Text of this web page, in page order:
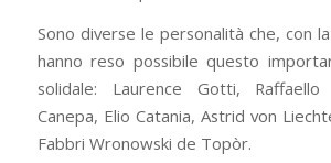
Sono diverse le personalità che, con
hanno reso possibile questo
solidale: Laurence Gotti, Raffaello
Canepa, Elio Catania, Astrid von
Fabbri Wronowski de Topòr.